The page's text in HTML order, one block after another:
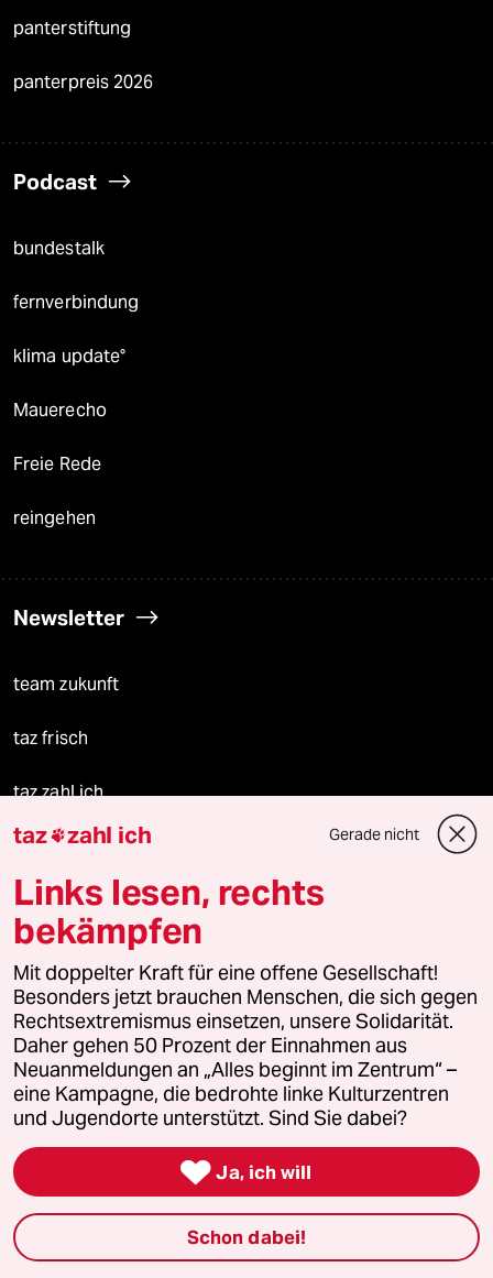
panterstiftung
panterpreis 2026
Podcast
bundestalk
fernverbindung
klima update°
Mauerecho
Freie Rede
reingehen
Newsletter
team zukunft
taz frisch
taz zahl ich
taz lab Infobrief
Veranstaltungen
Demnächst
Vor Ort
Live im Stream
Vergangene
taz lab 2027
taz zahl ich Gerade nicht
Links lesen, rechts
bekämpfen
Mit doppelter Kraft für eine offene Gesellschaft!
Besonders jetzt brauchen Menschen, die sich gegen
Rechtsextremismus einsetzen, unsere Solidarität.
Daher gehen 50 Prozent der Einnahmen aus
Neuanmeldungen an „Alles beginnt im Zentrum“ –
eine Kampagne, die bedrohte linke Kulturzentren
und Jugendorte unterstützt. Sind Sie dabei?
 Ja, ich will
Schon dabei!